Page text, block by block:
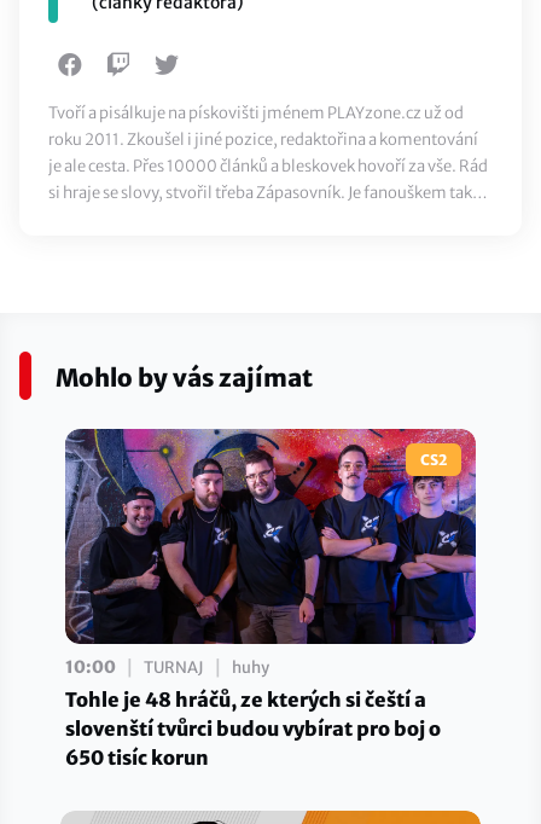
Tvoří a pisálkuje na pískovišti jménem PLAYzone.cz už od
roku 2011. Zkoušel i jiné pozice, redaktořina a komentování
je ale cesta. Přes 10000 článků a bleskovek hovoří za vše. Rád
si hraje se slovy, stvořil třeba Zápasovník. Je fanouškem také
Mohlo by vás zajímat
CS2
10:00 TURNAJ huhy
Tohle je 48 hráčů, ze kterých si čeští a
slovenští tvůrci budou vybírat pro boj o
650 tisíc korun